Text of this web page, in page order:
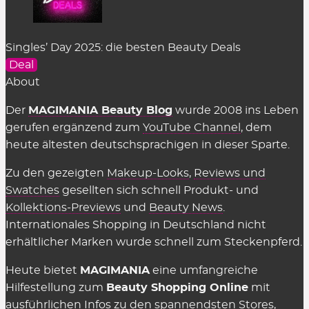
Kontextmenü erscheint und man hier
kann.
Kostet es etwas, die Rabattcodes für
Beauty-Shops zu benutzen?
Nein, alle hier gelisteten Deals & Coupons stellen
wir natürlich völligkostenloszur Verfügung. Auch
in den Shops selbst muss man nichts dafür
genannte Einschränkungen wie der
Mindestbestellwert oder shop-individuelle
Ausnahmen.
Wir können die Übersicht anbieten und täglich
vermittelte Verkäufe eine Provision zahlen,
insofern einige Kriterien eingehalten werden.
Singles’ Day 2025: die besten Beauty Deals
Deal
About
Der MAGIMANIA Beauty Blog wurde 2008 ins Leben
gerufen ergänzend zum YouTube Channel , dem
heute ältesten deutschsprachigen in dieser Sparte.
Zu den gezeigten Makeup-Looks, Reviews und
Swatches gesellten sich schnell Produkt- und
Kollektions-Previews und Beauty News
Internationales Shopping in Deutschland nicht
erhältlicher Marken wurde schnell zum Steckenpferd.
Heute bietet MAGIMANIA eine umfangreiche
Hilfestellung zum Beauty Shopping Online mit
ausführlichen Infos zu den spannendsten Stores,